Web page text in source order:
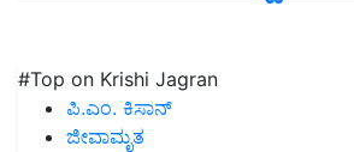
#Top on Krishi Jagran
ಪಿ.ಎಂ. ಕಿಸಾನ್
ಜೀವಾಮೃತ